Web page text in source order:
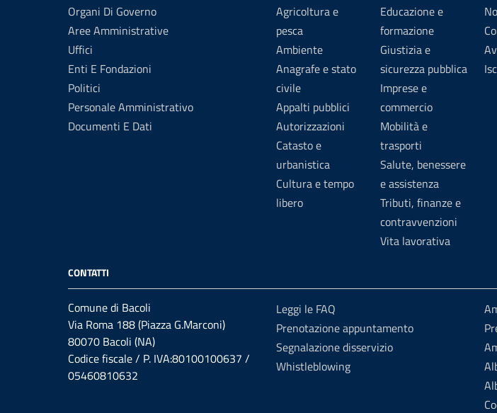
Organi Di Governo
Aree Amministrative
Uffici
Enti E Fondazioni
Politici
Personale Amministrativo
Documenti E Dati
Agricoltura e
pesca
Ambiente
Anagrafe e stato
civile
Appalti pubblici
Autorizzazioni
Catasto e
urbanistica
Cultura e tempo
libero
Educazione e
formazione
Giustizia e
sicurezza pubblica
Imprese e
commercio
Mobilità e
trasporti
Salute, benessere
e assistenza
Tributi, finanze e
contravvenzioni
Vita lavorativa
CONTATTI
Comune di Bacoli
Via Roma 188 (Piazza G.Marconi)
80070 Bacoli (NA)
Codice fiscale / P. IVA:80100100637 /
05460810632
Leggi le FAQ
Prenotazione appuntamento
Segnalazione disservizio
Whistleblowing